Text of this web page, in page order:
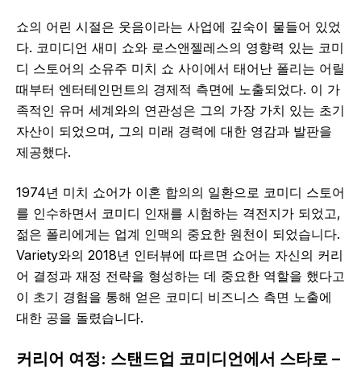
쇼의 어린 시절은 웃음이라는 사업에 깊숙이 물들어 있었
다. 코미디언 새미 쇼와 로스앤젤레스의 영향력 있는 코미
디 스토어의 소유주 미치 쇼 사이에서 태어난 폴리는 어릴
때부터 엔터테인먼트의 경제적 측면에 노출되었다. 이 가
족적인 유머 세계와의 연관성은 그의 가장 가치 있는 초기
자산이 되었으며, 그의 미래 경력에 대한 영감과 발판을
제공했다.
1974년 미치 쇼어가 이혼 합의의 일환으로 코미디 스토어
를 인수하면서 코미디 인재를 시험하는 격전지가 되었고,
젊은 폴리에게는 업계 인맥의 중요한 원천이 되었습니다.
Variety와의 2018년 인터뷰에 따르면 쇼어는 자신의 커리
어 결정과 재정 전략을 형성하는 데 중요한 역할을 했다고
이 초기 경험을 통해 얻은 코미디 비즈니스 측면 노출에
대한 공을 돌렸습니다.
커리어 여정: 스탠드업 코미디언에서 스타로 –